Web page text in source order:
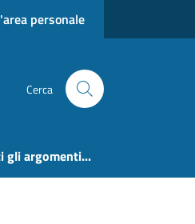
personale
Cerca
gli argomenti...